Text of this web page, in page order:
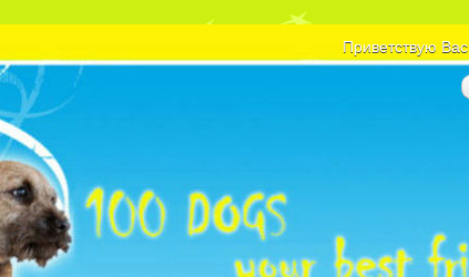
Приветствую Вас